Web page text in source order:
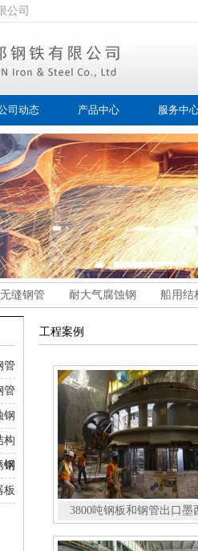
公司
司动态 产品中心 服务中
无缝钢管 耐大气腐蚀钢 船用结
管
管
钢
构
钢
钢
板
工程案例
3800吨钢板和钢管出口墨